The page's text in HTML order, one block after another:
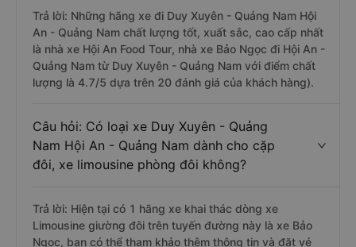
Trả lời: Những hãng xe đi Duy Xuyên - Quảng Nam Hội
An - Quảng Nam chất lượng tốt, xuất sắc, cao cấp nhất
là nhà xe Hội An Food Tour, nhà xe Bảo Ngọc đi Hội An -
Quảng Nam từ Duy Xuyên - Quảng Nam với điểm chất
lượng là 4.7/5 dựa trên 20 đánh giá của khách hàng).
Câu hỏi: Có loại xe Duy Xuyên - Quảng
Nam Hội An - Quảng Nam dành cho cặp
đôi, xe limousine phòng đôi không?
Trả lời: Hiện tại có 1 hãng xe khai thác dòng xe
Limousine giường đôi trên tuyến đường này là xe Bảo
Ngọc, bạn có thể tham khảo thêm thông tin và đặt vé